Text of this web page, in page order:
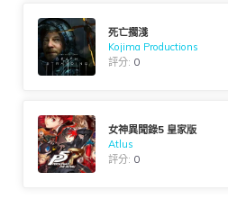
死亡擱淺
Kojima Productions
評分: 0
女神異聞錄5 皇家版
Atlus
評分: 0